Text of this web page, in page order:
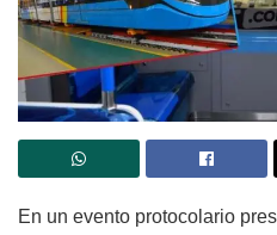
En un evento protocolario